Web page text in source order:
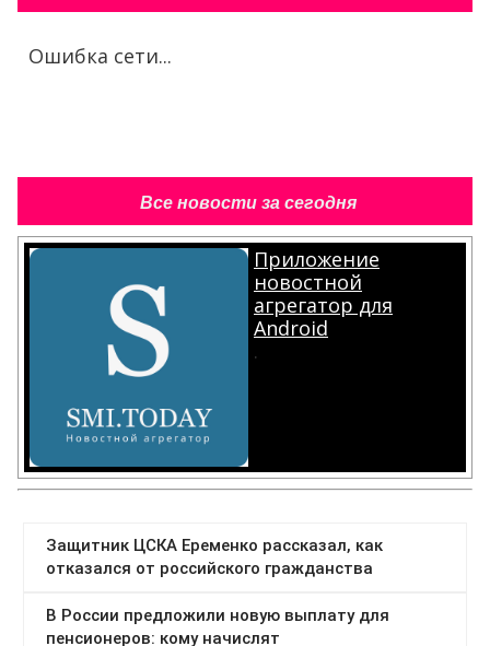
Ошибка сети...
Все новости за сегодня
Приложение
новостной
агрегатор для
Android
.